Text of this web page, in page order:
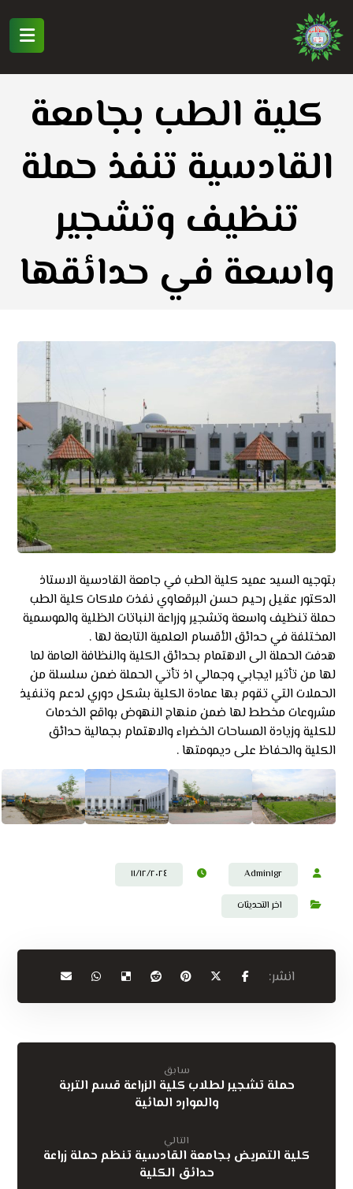
كلية الطب بجامعة
القادسية تنفذ حملة
تنظيف وتشجير
واسعة في حدائقها
بتوجيه السيد عميد كلية الطب في جامعة القادسية الاستاذ
الدكتور عقيل رحيم حسن البرقعاوي نفذت ملاكات كلية الطب
حملة تنظيف واسعة وتشجير وزراعة النباتات الظلية والموسمية
المختلفة في حدائق الأقسام العلمية التابعة لها .
هدفت الحملة الى الاهتمام بحدائق الكلية والنظافة العامة لما
لها من تأثير ايجابي وجمالي اذ تأتي الحملة ضمن سلسلة من
الحملات التي تقوم بها عمادة الكلية بشكل دوري لدعم وتنفيذ
مشروعات مخطط لها ضمن منهاج النهوض بواقع الخدمات
للكلية وزيادة المساحات الخضراء والاهتمام بجمالية حدائق
الكلية والحفاظ على ديمومتها .
Admin١gr ١١/١٢/٢٠٢٤
اخر التحديثات
سابق
حملة تشجير لطلاب كلية الزراعة قسم التربة
والموارد المائية
التالي
كلية التمريض بجامعة القادسية تنظم حملة زراعة
حدائق الكلية